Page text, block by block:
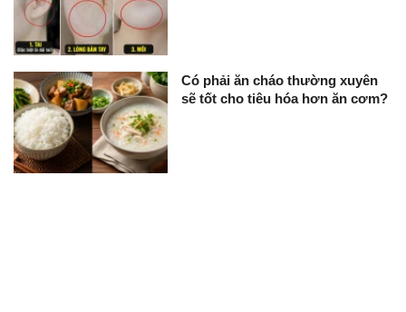
Có phải ăn cháo thường xuyên
sẽ tốt cho tiêu hóa hơn ăn cơm?